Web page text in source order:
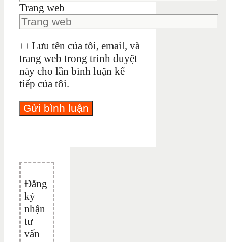
Trang web
Lưu tên của tôi, email, và
trang web trong trình duyệt
này cho lần bình luận kế
tiếp của tôi.
Đăng
ký
nhận
tư
vấn